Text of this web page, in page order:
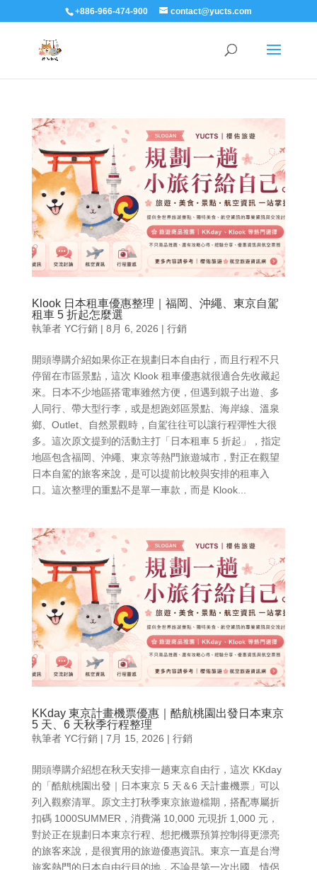
+886-966-474-900 contact@yucts.com
Klook 日本租車優惠整理｜福岡、沖繩、東京自駕
租車 5 折起怎麼選
執筆者 YC行銷| 8月 6, 2026 | 行銷
開頭導購介紹如果你正在規劃日本自由行，而且行程不只
停留在市區景點，這次 Klook 租車優惠就很適合先收藏起
來。日本不少地區搭電車雖然方便，但遇到親子出遊、多
人同行、帶大型行李，或是想跑郊區景點、海岸線、溫泉
鄉、Outlet、自然景觀時，自駕往往可以讓行程彈性大很
多。這次原文提到的活動主打「日本租車 5 折起」，指定
地區包含福岡、沖繩、東京等熱門旅遊城市，對正在觀望
日本自駕的旅客來說，是可以提前比較與安排的租車入
口。這次整理的重點不是單一車款，而是 Klook...
KKday 東京計畫機票優惠｜酷航桃園出發日本東京
5 天、6 天秋季行程整理
執筆者 YC行銷| 7月 15, 2026 | 行銷
開頭導購介紹想在秋天安排一趟東京自由行，這次 KKday
的「酷航桃園出發｜日本東京 5 天＆6 天計畫機票」可以
列入觀察清單。原文主打秋季東京旅遊檔期，搭配專屬折
扣碼 1000SUMMER，消費滿 10,000 元現折 1,000 元，
對於正在規劃日本東京行程、想把機票預算控制得更漂亮
的旅客來說，是很實用的旅遊優惠資訊。東京一直是台灣
旅客熱門的日本自由行目的地，不論是第一次出國、情侶